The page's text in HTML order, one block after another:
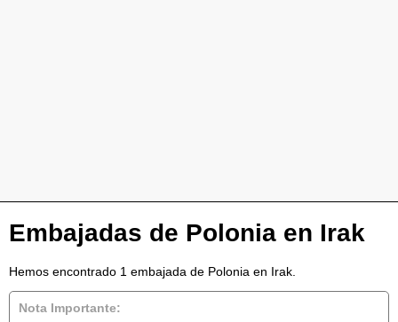
Embajadas de Polonia en Irak
Hemos encontrado 1 embajada de Polonia en Irak.
Nota Importante: